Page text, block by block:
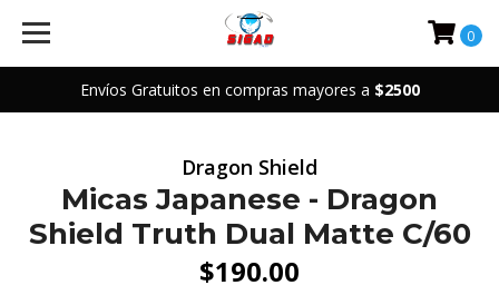
Envíos Gratuitos en compras mayores a $2500
0
Dragon Shield
Micas Japanese - Dragon
Shield Truth Dual Matte C/60
$190.00